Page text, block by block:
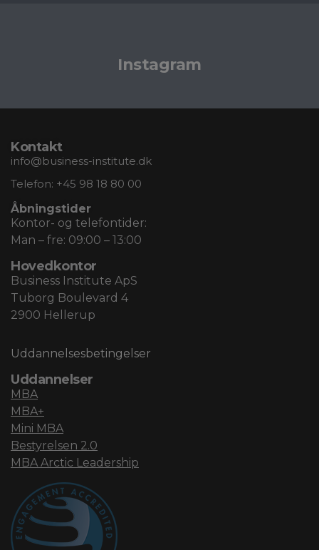
Instagram
Kontakt
info@business-institute.dk
Telefon: +45 98 18 80 00
Åbningstider
Kontor- og telefontider:
Man – fre: 09:00 – 13:00
Hovedkontor
Business Institute ApS
Tuborg Boulevard 4
2900 Hellerup
Uddannelsesbetingelser
Uddannelser
MBA
MBA+
Mini MBA
Bestyrelsen 2.0
MBA Arctic Leadership